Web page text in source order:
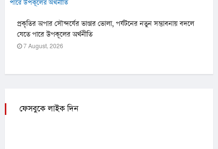
প্রকৃতির অপার সৌন্দর্যের ভাণ্ডার ভোলা, পর্যটনের নতুন সম্ভাবনায় বদলে
যেতে পারে উপকূলের অর্থনীতি
7 August, 2026
ফেসবুকে লাইক দিন